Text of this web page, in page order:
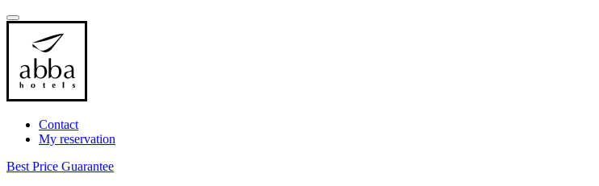
Contact
My reservation
Best Price Guarantee